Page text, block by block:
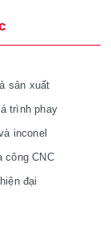
sản xuất
trình phay
inconel
công CNC
đại